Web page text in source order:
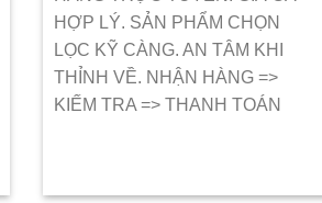
HỢP LÝ. SẢN PHẨM CHỌN
LỌC KỸ CÀNG. AN TÂM KHI
THỈNH VỀ. NHẬN HÀNG =>
KIẾM TRA => THANH TOÁN